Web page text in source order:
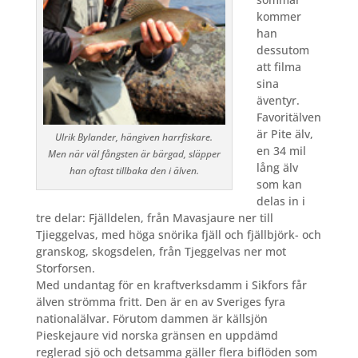
Ulrik Bylander, hängiven harrfiskare.
Men när väl fångsten är bärgad, släpper
han oftast tillbaka den i älven.
kommer
han
dessutom
att filma
sina
äventyr.
Favoritälven
är Pite älv,
en 34 mil
lång älv
som kan
delas in i
tre delar: Fjälldelen, från Mavasjaure ner till
Tjieggelvas, med höga snörika fjäll och fjällbjörk- och
granskog, skogsdelen, från Tjeggelvas ner mot
Storforsen.
Med undantag för en kraftverksdamm i Sikfors får
älven strömma fritt. Den är en av Sveriges fyra
nationalälvar. Förutom dammen är källsjön
Pieskejaure vid norska gränsen en uppdämd
reglerad sjö och detsamma gäller flera biflöden som